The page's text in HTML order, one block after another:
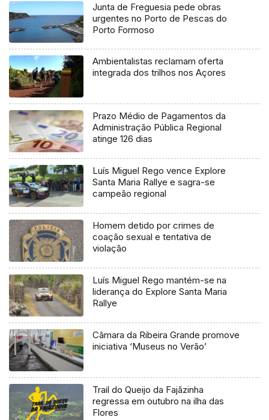
Junta de Freguesia pede obras
urgentes no Porto de Pescas do
Porto Formoso
Ambientalistas reclamam oferta
integrada dos trilhos nos Açores
Prazo Médio de Pagamentos da
Administração Pública Regional
atinge 126 dias
Luís Miguel Rego vence Explore
Santa Maria Rallye e sagra-se
campeão regional
Homem detido por crimes de
coação sexual e tentativa de
violação
Luís Miguel Rego mantém-se na
liderança do Explore Santa Maria
Rallye
Câmara da Ribeira Grande promove
iniciativa ‘Museus no Verão’
Trail do Queijo da Fajãzinha
regressa em outubro na ilha das
Flores